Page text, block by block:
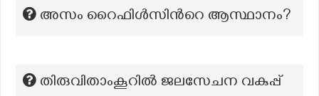
അസം റൈഫിൾസിന്‍റെ ആസ്ഥാനം?
തിരുവിതാംകൂറിൽ ജലസേചന വകുപ്പ്